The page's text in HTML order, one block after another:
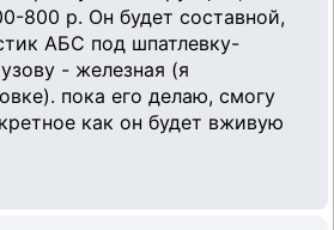
800 р. Он будет составной,
АБС под шпатлевку-
- железная (я
пока его делаю, смогу
как он будет вживую